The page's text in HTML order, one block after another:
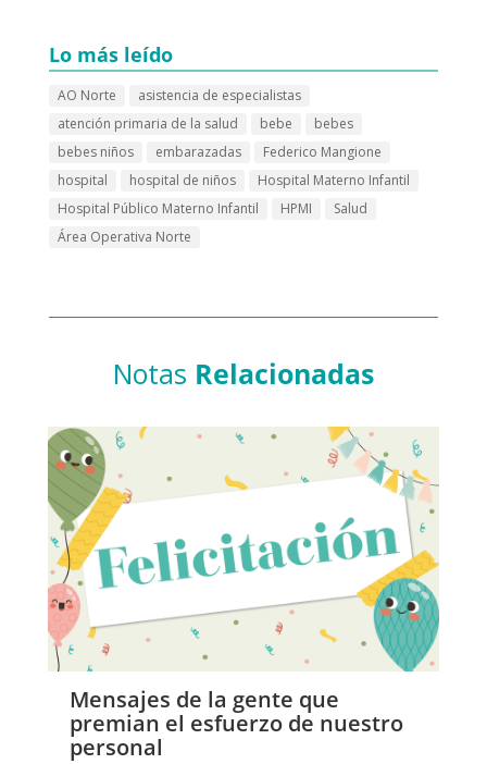
Lo más leído
AO Norte
asistencia de especialistas
atención primaria de la salud
bebe
bebes
bebes niños
embarazadas
Federico Mangione
hospital
hospital de niños
Hospital Materno Infantil
Hospital Público Materno Infantil
HPMI
Salud
Área Operativa Norte
Notas Relacionadas
Mensajes de la gente que
premian el esfuerzo de nuestro
personal